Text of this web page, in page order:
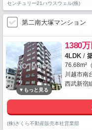
センチュリー21ハウスウェル(株)
第二南大塚マンション
1380万
4LDK /
76.68m²
川越市南
西武新宿
(株)さくら不動産販売本社営業部